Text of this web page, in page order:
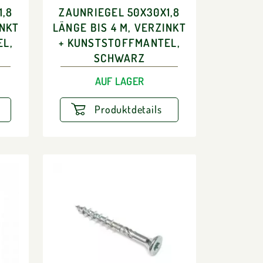
ZAUNRIEGEL 50X30X1,8
LÄNGE BIS 4 M, VERZINKT
+ KUNSTSTOFFMANTEL,
SCHWARZ
AUF LAGER
Produktdetails